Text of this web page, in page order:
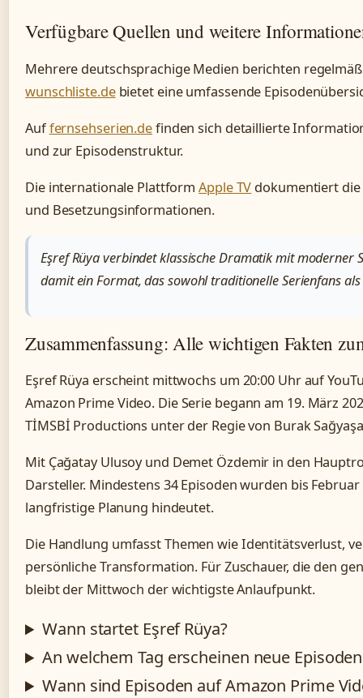
Verfügbare Quellen und weitere
Mehrere deutschsprachige Medien berichten
wunschliste.debietet eine umfassende
Auffernsehserien.definden sich detaillierte
und zur Episodenstruktur.
Die internationale PlattformApple TV dokumentiert
und Besetzungsinformationen.
Eşref Rüya verbindet klassische Dramatik mit moderner
damit ein Format, das sowohl traditionelle Serienfans
Zusammenfassung: Alle wichtigen Fakten
Eşref Rüya erscheint mittwochs um 20:00 Uhr auf
Amazon Prime Video. Die Serie begann am 19. März
TİMSBİ Productions unter der Regie von Burak
Mit Çağatay Ulusoy und Demet Özdemir in den
Darsteller. Mindestens 34 Episoden wurden bis
langfristige Planung hindeutet.
Die Handlung umfasst Themen wie Identitätsverlust,
persönliche Transformation. Für Zuschauer, die den
bleibt der Mittwoch der wichtigste Anlaufpunkt.
Wann startet Eşref Rüya?
An welchem Tag erscheinen neue
Wann sind Episoden auf Amazon Prime